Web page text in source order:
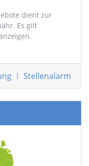
dient zur
Es gilt
| Stellenalarm